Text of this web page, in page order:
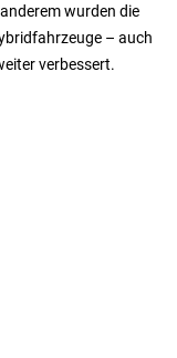
wurden die
– auch
verbessert.